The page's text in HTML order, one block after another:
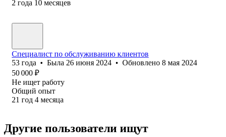
2 года 10 месяцев
Специалист по обслуживанию клиентов
53 года • Была 26 июня 2024 • Обновлено 8 мая 2024
50 000 ₽
Не ищет работу
Общий опыт
21 год 4 месяца
Другие пользователи ищут